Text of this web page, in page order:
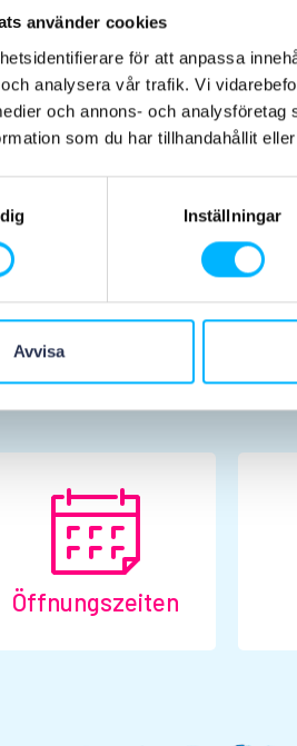
använder cookies
för att anpassa
analysera vår trafik. Vi
och annons- och
som du har tillhandahållit
Inställningar
Avvisa
Öffnungszeiten